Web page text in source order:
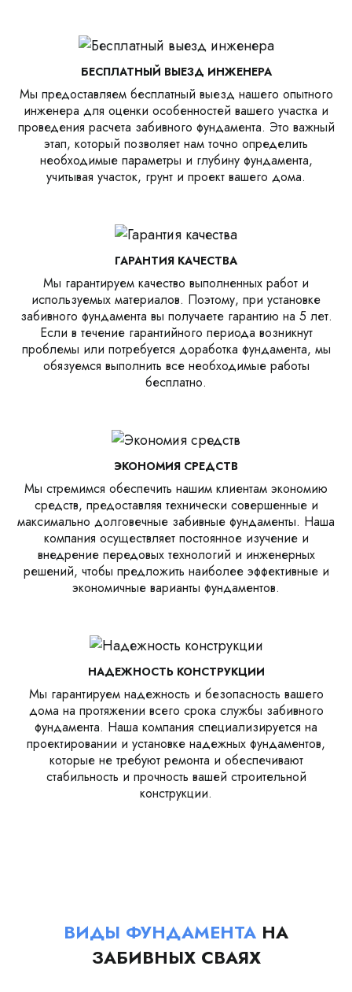
БЕСПЛАТНЫЙ ВЫЕЗД ИНЖЕНЕРА
Мы предоставляем бесплатный выезд нашего опытного
инженера для оценки особенностей вашего участка и
проведения расчета забивного фундамента. Это важный
этап, который позволяет нам точно определить
необходимые параметры и глубину фундамента,
учитывая участок, грунт и проект вашего дома.
ГАРАНТИЯ КАЧЕСТВА
Мы гарантируем качество выполненных работ и
используемых материалов. Поэтому, при установке
забивного фундамента вы получаете гарантию на 5 лет.
Если в течение гарантийного периода возникнут
проблемы или потребуется доработка фундамента, мы
обязуемся выполнить все необходимые работы
бесплатно.
ЭКОНОМИЯ СРЕДСТВ
Мы стремимся обеспечить нашим клиентам экономию
средств, предоставляя технически совершенные и
максимально долговечные забивные фундаменты. Наша
компания осуществляет постоянное изучение и
внедрение передовых технологий и инженерных
решений, чтобы предложить наиболее эффективные и
экономичные варианты фундаментов.
НАДЕЖНОСТЬ КОНСТРУКЦИИ
Мы гарантируем надежность и безопасность вашего
дома на протяжении всего срока службы забивного
фундамента. Наша компания специализируется на
проектировании и установке надежных фундаментов,
которые не требуют ремонта и обеспечивают
стабильность и прочность вашей строительной
конструкции.
ВИДЫ ФУНДАМЕНТА НА
ЗАБИВНЫХ СВАЯХ